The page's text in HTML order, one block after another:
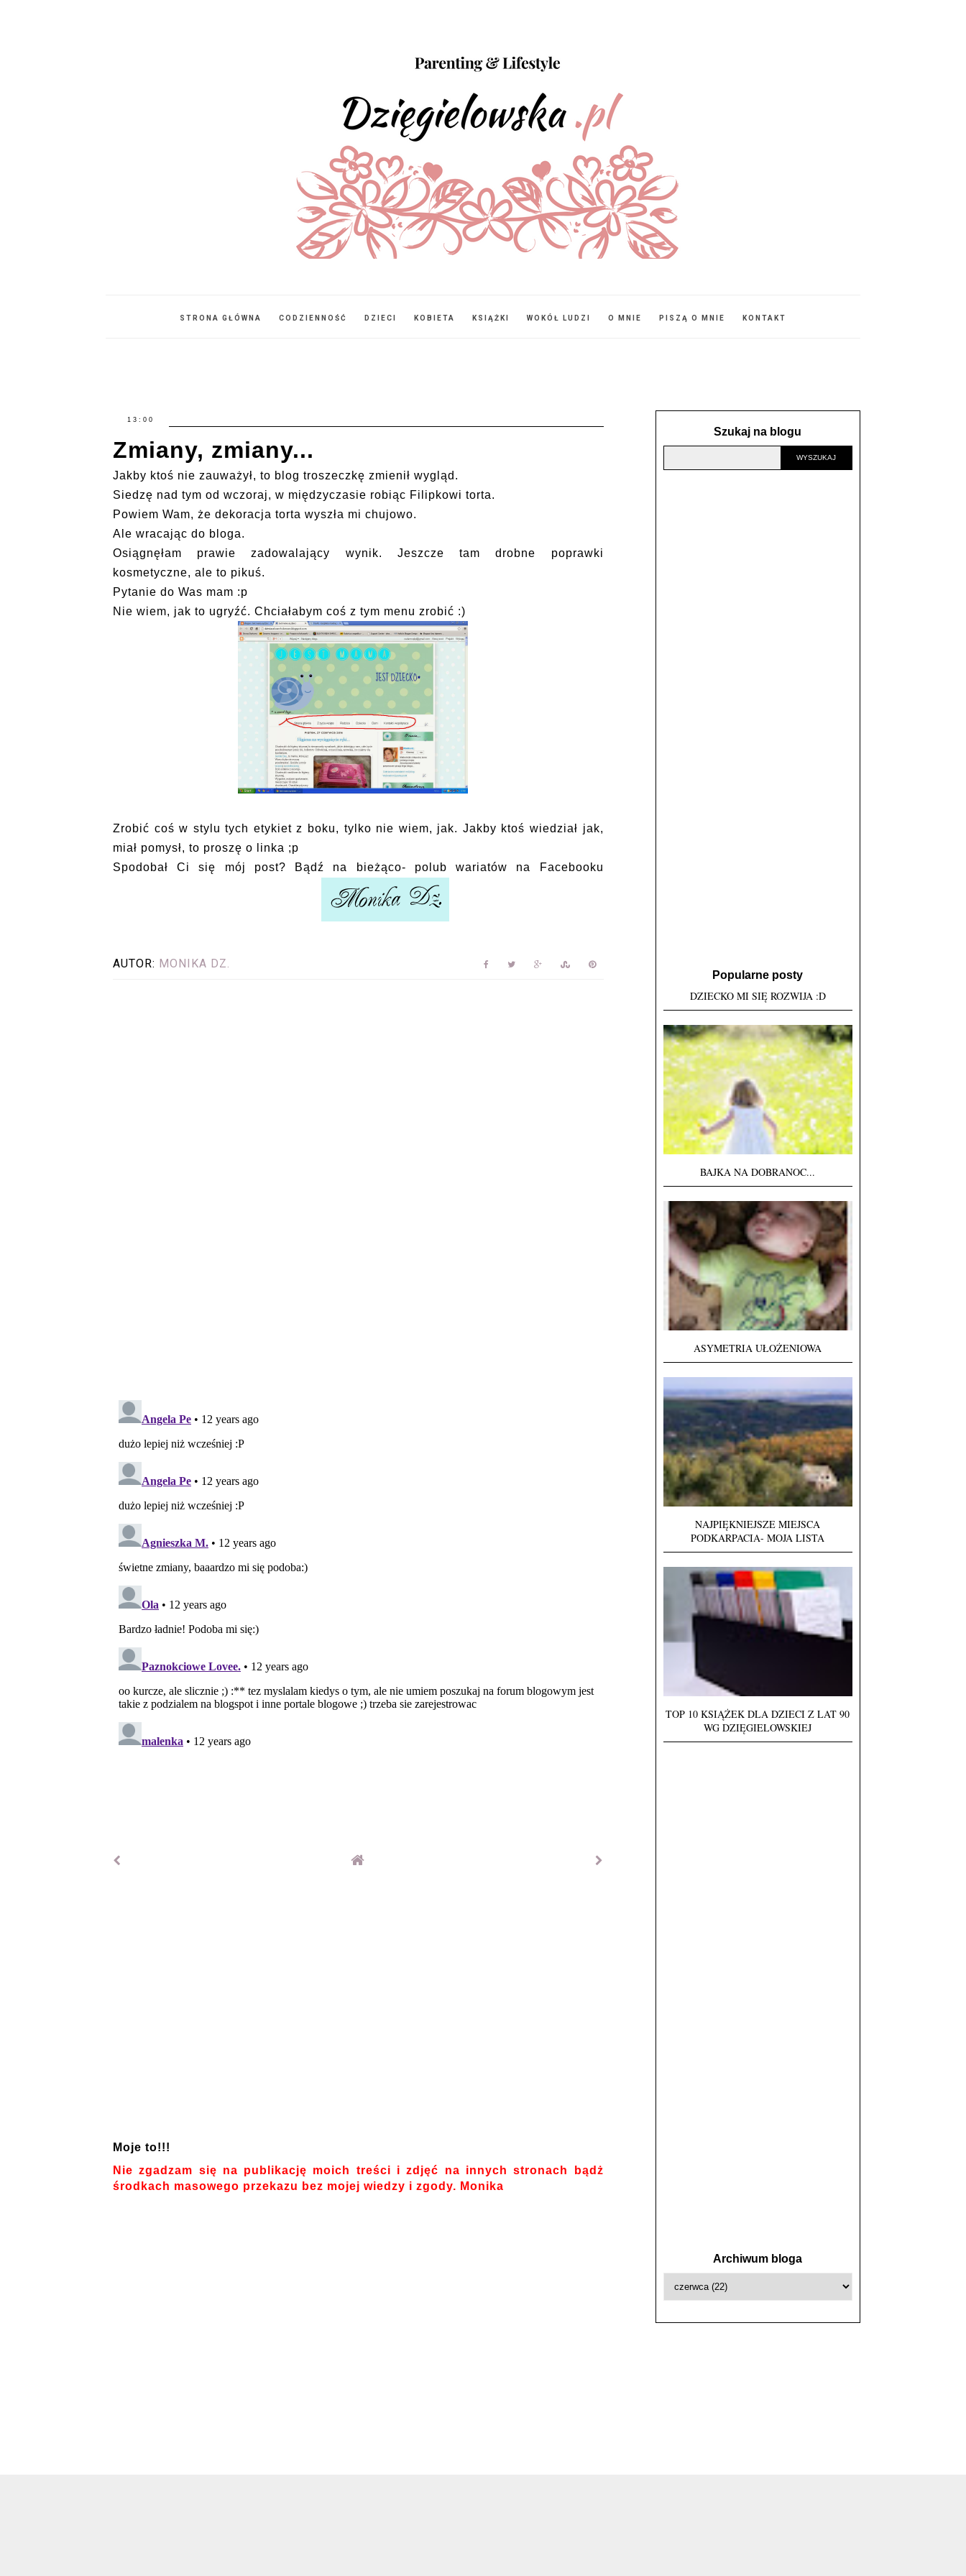
STRONA GŁÓWNA CODZIENNOŚĆ DZIECI KOBIETA KSIĄŻKI WOKÓŁ LUDZI O MNIE PISZĄ O MNIE KONTAKT
13:00
Zmiany, zmiany...
Jakby ktoś nie zauważył, to blog troszeczkę zmienił wygląd.
Siedzę nad tym od wczoraj, w międzyczasie robiąc Filipkowi torta.
Powiem Wam, że dekoracja torta wyszła mi chujowo.
Ale wracając do bloga.
Osiągnęłam prawie zadowalający wynik. Jeszcze tam drobne poprawki
kosmetyczne, ale to pikuś.
Pytanie do Was mam :p
Nie wiem, jak to ugryźć. Chciałabym coś z tym menu zrobić :)
Zrobić coś w stylu tych etykiet z boku, tylko nie wiem, jak. Jakby ktoś wiedział jak,
miał pomysł, to proszę o linka ;p
Spodobał Ci się mój post? Bądź na bieżąco- polub wariatów na Facebooku
AUTOR: MONIKA DZ.
Moje to!!!
Nie zgadzam się na publikację moich treści i zdjęć na innych stronach bądż
środkach masowego przekazu bez mojej wiedzy i zgody. Monika
Szukaj na blogu
Popularne posty
DZIECKO MI SIĘ ROZWIJA :D
BAJKA NA DOBRANOC...
ASYMETRIA UŁOŻENIOWA
NAJPIĘKNIEJSZE MIEJSCA
PODKARPACIA- MOJA LISTA
TOP 10 KSIĄŻEK DLA DZIECI Z LAT 90
WG DZIĘGIELOWSKIEJ
Archiwum bloga